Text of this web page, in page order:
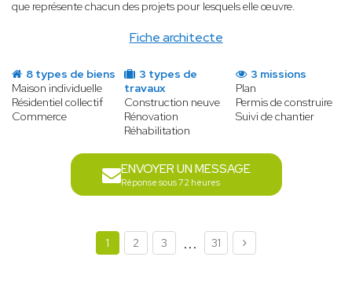
Fiche architecte
que représente chacun des projets pour lesquels elle œuvre.
8 types de biens
Maison individuelle
Résidentiel collectif
Commerce
3 types de
travaux
Construction neuve
Rénovation
Réhabilitation
3 missions
Plan
Permis de construire
Suivi de chantier
ENVOYER UN MESSAGE
Réponse sous 72 heures
1 2 3 ... 31